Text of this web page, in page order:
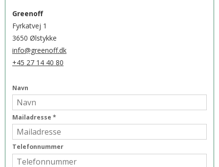
Greenoff
Fyrkatvej 1
3650 Ølstykke
info@greenoff.dk
+45 27 14 40 80
Navn
Mailadresse *
Telefonnummer